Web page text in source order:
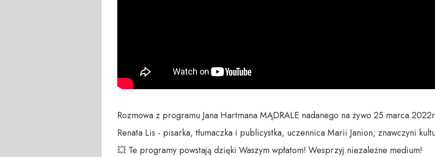
Rozmowa z programu Jana Hartmana MĄDRALE nadanego na żywo 25 marca
Renata Lis - pisarka, tłumaczka i publicystka, uczennica Marii Janion; znawczyni
💥 Te programy powstają dzięki Waszym wpłatom! Wesprzyj niezależne medium!